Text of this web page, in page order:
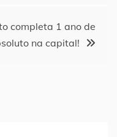
completa 1 ano de
na capital!